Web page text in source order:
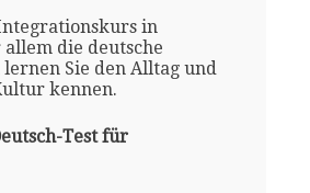
in
die deutsche
lernen Sie den Alltag und
kennen.
Test für